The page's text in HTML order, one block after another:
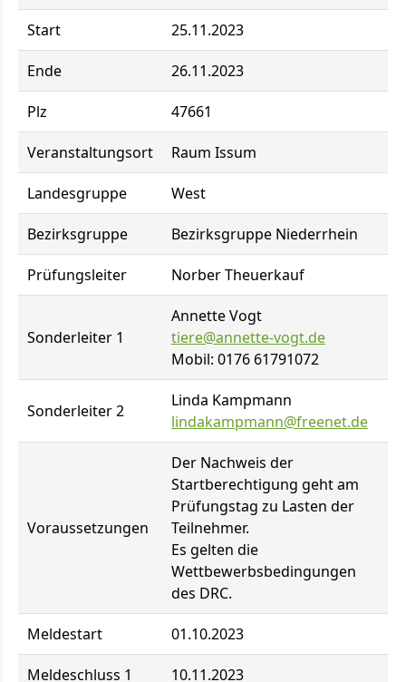
Start 25.11.2023
Ende 26.11.2023
Plz 47661
Veranstaltungsort Raum Issum
Landesgruppe West
Bezirksgruppe Bezirksgruppe Niederrhein
Prüfungsleiter Norber Theuerkauf
Sonderleiter 1
Annette Vogt
tiere@annette-vogt.de
Mobil: 0176 61791072
Sonderleiter 2
Linda Kampmann
lindakampmann@freenet.de
Voraussetzungen
Der Nachweis der
Startberechtigung geht am
Prüfungstag zu Lasten der
Teilnehmer.
Es gelten die
Wettbewerbsbedingungen
des DRC.
Meldestart 01.10.2023
Meldeschluss 1 10.11.2023